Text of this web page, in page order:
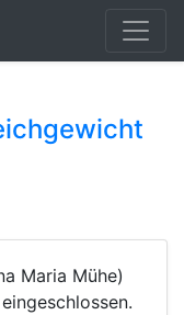
Maria Mühe)